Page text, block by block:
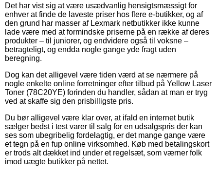
Det har vist sig at være usædvanlig hensigtsmæssigt for
enhver at finde de laveste priser hos flere e-butikker, og af
den grund har masser af Lexmark netbutikker ikke kunne
lade være med at formindske priserne på en række af deres
produkter – til juniorer, og endvidere også til voksne –
betragteligt, og endda nogle gange yde fragt uden
beregning.
Dog kan det alligevel være tiden værd at se nærmere på
nogle enkelte online forretninger efter tilbud på Yellow Laser
Toner (78C20YE) forinden du handler, sådan at man er tryg
ved at skaffe sig den prisbilligste pris.
Du bør alligevel være klar over, at ifald en internet butik
sælger bedst i test varer til salg for en udsalgspris der kan
ses som ubegribelig fordelagtig, er det mange gange være
et tegn på en fup online virksomhed. Køb med betalingskort
er trods alt dækket ind under et regelsæt, som værner folk
imod uægte butikker på nettet.